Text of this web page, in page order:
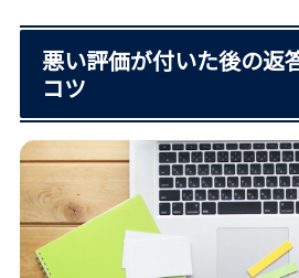
悪い評価が付いた後の返
コツ